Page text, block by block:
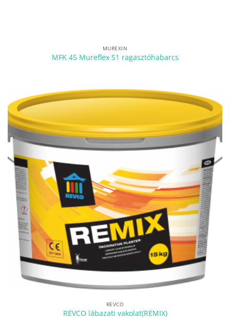
MUREXIN
MFK 45 Mureflex S1 ragasztóhabarcs
REVCO
REVCO lábazati vakolat(REMIX)